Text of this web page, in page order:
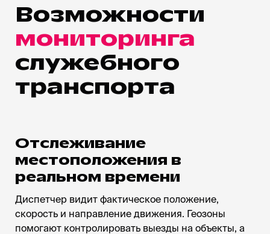
Возможности
мониторинга
служебного
транспорта
Отслеживание
местоположения в
реальном времени
Диспетчер видит фактическое положение,
скорость и направление движения. Геозоны
помогают контролировать выезды на объекты, а